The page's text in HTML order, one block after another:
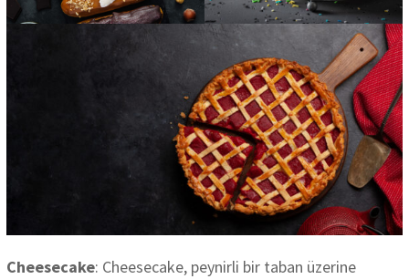
Cheesecake: Cheesecake, peynirli bir taban üzerine